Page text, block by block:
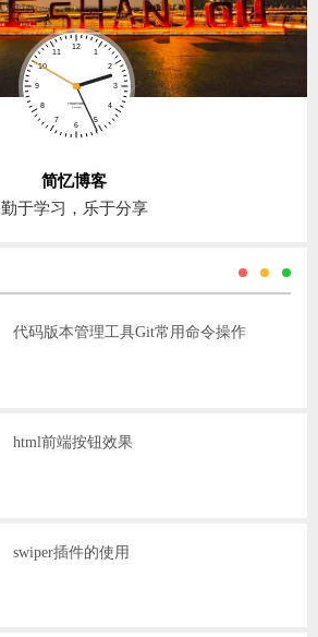
简忆博客
勤于学习，乐于分享
代码版本管理工具Git常用命令操作
html前端按钮效果
swiper插件的使用